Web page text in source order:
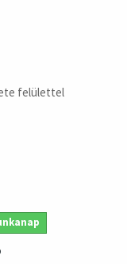
felülettel